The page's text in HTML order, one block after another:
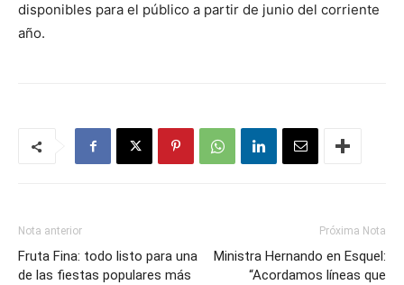
disponibles para el público a partir de junio del corriente
año.
Nota anterior
Fruta Fina: todo listo para una
de las fiestas populares más
Próxima Nota
Ministra Hernando en Esquel:
“Acordamos líneas que